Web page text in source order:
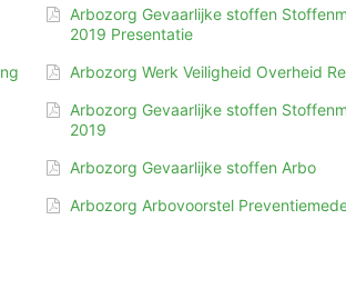
Arbozorg Gevaarlijke stoffen
2019 Presentatie
Arbozorg Werk Veiligheid Overheid
Arbozorg Gevaarlijke stoffen
2019
Arbozorg Gevaarlijke stoffen Arbo
Arbozorg Arbovoorstel